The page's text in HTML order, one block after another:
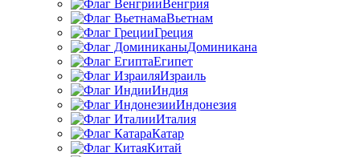
Венгрия
Вьетнам
Греция
Доминикана
Египет
Израиль
Индия
Индонезия
Италия
Катар
Китай